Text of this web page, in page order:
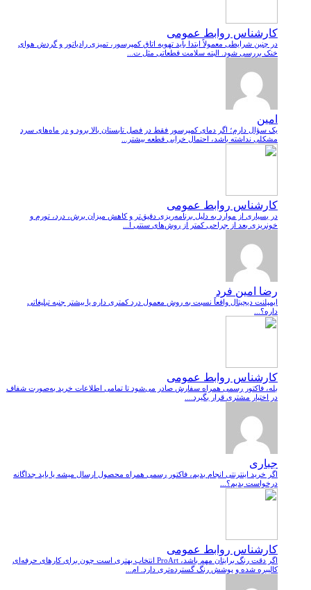
کارشناس روابط عمومی
در چنین شرایطی معمولاً ابتدا باید تهویه اتاق کمپرسور، تمیزی رادیاتور و گردش هوای
خنک بررسی شود. البته سلامت قطعاتی مثل ت...
امین
یک سؤال دارم؛ اگر دمای کمپرسور فقط در فصل تابستان بالا برود و در ماه‌های سرد
مشکلی نداشته باشد، احتمال خرابی قطعه بیشتر...
کارشناس روابط عمومی
در بسیاری از موارد به دلیل برنامه‌ریزی دقیق‌تر و کاهش میزان برش، درد، تورم و
خونریزی بعد از جراحی کمتر از روش‌های سنتی ا...
رضا امین فرد
ایمپلنت دیجیتال واقعاً نسبت به روش معمول درد کمتری داره یا بیشتر جنبه تبلیغاتی
داره؟...
کارشناس روابط عمومی
بله، فاکتور رسمی همراه سفارش صادر می‌شود تا تمامی اطلاعات خرید به‌صورت شفاف
در اختیار مشتری قرار بگیرد....
جباری
اگر خرید اینترنتی انجام بدیم، فاکتور رسمی همراه محصول ارسال میشه یا باید جداگانه
درخواست بدیم؟...
کارشناس روابط عمومی
اگر دقت رنگ برایتان مهم باشد، ProArt انتخاب بهتری است چون برای کارهای حرفه‌ای
کالیبره شده و پوشش رنگ گسترده‌تری دارد. ام...